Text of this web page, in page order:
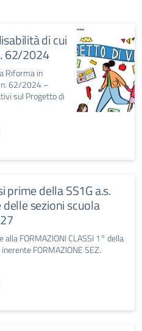
di cui
62/2024
Riforma in
n. 62/2024 –
sul Progetto di
della SS1G a.s.
sezioni scuola
FORMAZIONI CLASSI 1° della
FORMAZIONE SEZ.